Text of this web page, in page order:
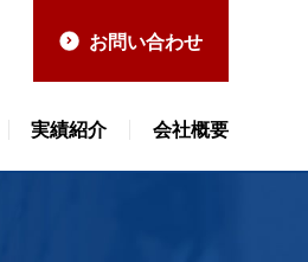
実績紹介 会社概要
お問い合わせ